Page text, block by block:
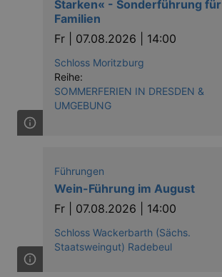
Starken« - Sonderführung für
Familien
Fr | 07.08.2026 | 14:00
Schloss Moritzburg
Reihe:
SOMMERFERIEN IN DRESDEN &
UMGEBUNG
Führungen
Wein-Führung im August
Fr | 07.08.2026 | 14:00
Schloss Wackerbarth (Sächs.
Staatsweingut) Radebeul
the end user uses the
from OneTrust. It
the site uses and
for the use of each
cookies in each category
is not given. The cookie
visitors to the site will
no information that can